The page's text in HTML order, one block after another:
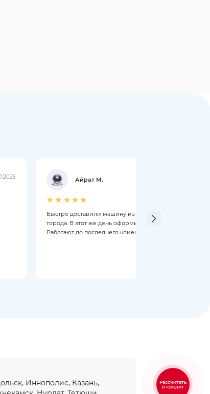
Айрат М.
Быстро доставили машину из другого
города. В этот же день оформили.
Работают до последнего клиента.
Иннополис, Казань,
Рассчитать
в кредит